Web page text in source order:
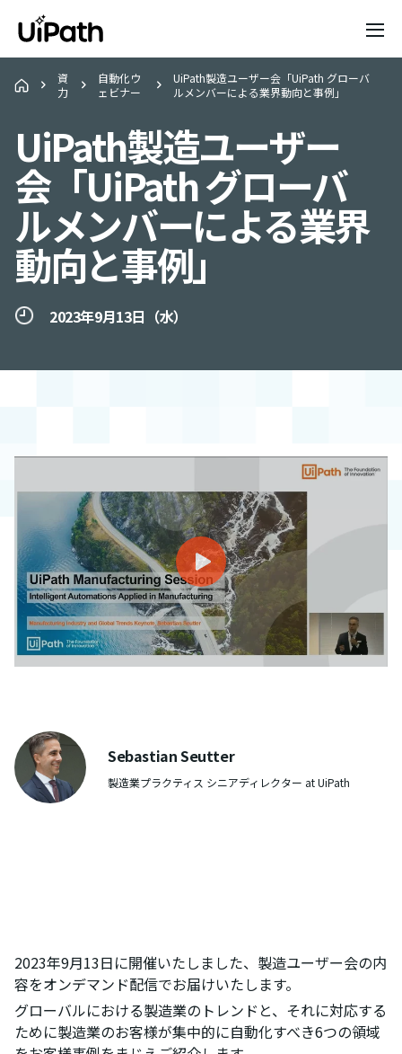
資
力
自動化ウ
ェビナー
UiPath製造ユーザー会「UiPath グローバ
ルメンバーによる業界動向と事例」
UiPath製造ユーザー
会「UiPath グローバ
ルメンバーによる業界
動向と事例」
2023年9月13日（水）
2023年9月13日に開催いたしました、製造ユーザー会の内
容をオンデマンド配信でお届けいたします。
グローバルにおける製造業のトレンドと、それに対応する
ために製造業のお客様が集中的に自動化すべき6つの領域
Sebastian Seutter
製造業プラクティス シニアディレクター at UiPath